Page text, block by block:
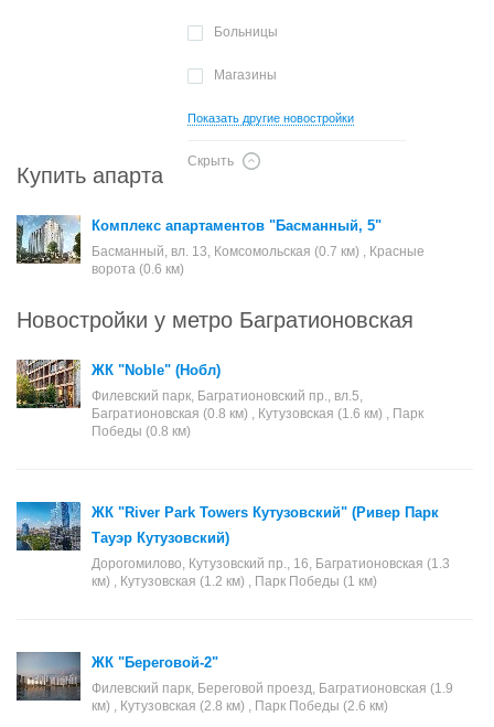
Больницы
Магазины
Показать другие новостройки
Скрыть
Купить апартаменты в Москве
Комплекс апартаментов "Басманный, 5"
Басманный, вл. 13, Комсомольская (0.7 км) , Красные
ворота (0.6 км)
Новостройки у метро Багратионовская
ЖК "Noble" (Нобл)
Филевский парк, Багратионовский пр., вл.5,
Багратионовская (0.8 км) , Кутузовская (1.6 км) , Парк
Победы (0.8 км)
ЖК "River Park Towers Кутузовский" (Ривер Парк
Тауэр Кутузовский)
Дорогомилово, Кутузовский пр., 16, Багратионовская (1.3
км) , Кутузовская (1.2 км) , Парк Победы (1 км)
ЖК "Береговой-2"
Филевский парк, Береговой проезд, Багратионовская (1.9
км) , Кутузовская (2.8 км) , Парк Победы (2.6 км)